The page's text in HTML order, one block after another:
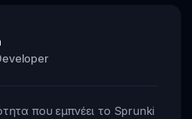
που εμπνέει το Sprunki